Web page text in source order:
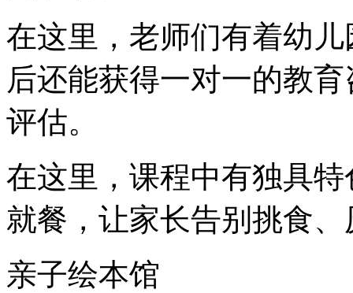
在这里，老师们有着幼
后还能获得一对一的教
评估。
在这里，课程中有独具
就餐，让家长告别挑食
亲子绘本馆